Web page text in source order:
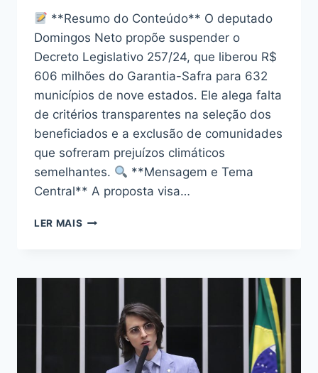
**Resumo do Conteúdo** O deputado
Domingos Neto propõe suspender o
Decreto Legislativo 257/24, que liberou R$
606 milhões do Garantia-Safra para 632
municípios de nove estados. Ele alega falta
de critérios transparentes na seleção dos
beneficiados e a exclusão de comunidades
que sofreram prejuízos climáticos
semelhantes.
**Mensagem e Tema
Central** A proposta visa…
LER MAIS DEPUTADO
DO
POR
FALHAS
TÉCNICAS